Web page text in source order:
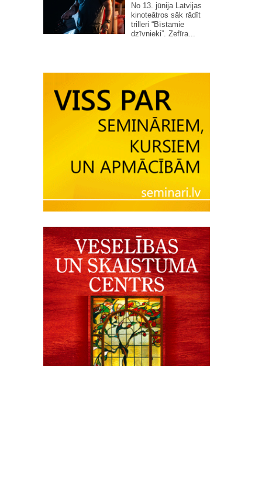
No 13. jūnija Latvijas
kinoteātros sāk rādīt
trilleri “Bīstamie
dzīvnieki”. Zefīra...